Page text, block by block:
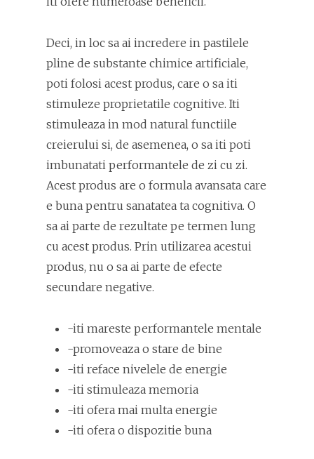
Deci, in loc sa ai incredere in pastilele
pline de substante chimice artificiale,
poti folosi acest produs, care o sa iti
stimuleze proprietatile cognitive. Iti
stimuleaza in mod natural functiile
creierului si, de asemenea, o sa iti poti
imbunatati performantele de zi cu zi.
Acest produs are o formula avansata care
e buna pentru sanatatea ta cognitiva. O
sa ai parte de rezultate pe termen lung
cu acest produs. Prin utilizarea acestui
produs, nu o sa ai parte de efecte
secundare negative.
-iti mareste performantele mentale
-promoveaza o stare de bine
-iti reface nivelele de energie
-iti stimuleaza memoria
-iti ofera mai multa energie
-iti ofera o dispozitie buna